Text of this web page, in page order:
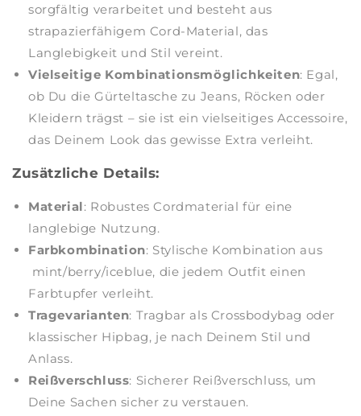
sorgfältig verarbeitet und besteht aus
strapazierfähigem Cord-Material, das
Langlebigkeit und Stil vereint.
Vielseitige Kombinationsmöglichkeiten: Egal,
ob Du die Gürteltasche zu Jeans, Röcken oder
Kleidern trägst – sie ist ein vielseitiges Accessoire,
das Deinem Look das gewisse Extra verleiht.
Zusätzliche Details:
Material: Robustes Cordmaterial für eine
langlebige Nutzung.
Farbkombination: Stylische Kombination aus
mint/berry/iceblue, die jedem Outfit einen
Farbtupfer verleiht.
Tragevarianten: Tragbar als Crossbodybag oder
klassischer Hipbag, je nach Deinem Stil und
Anlass.
Reißverschluss: Sicherer Reißverschluss, um
Deine Sachen sicher zu verstauen.